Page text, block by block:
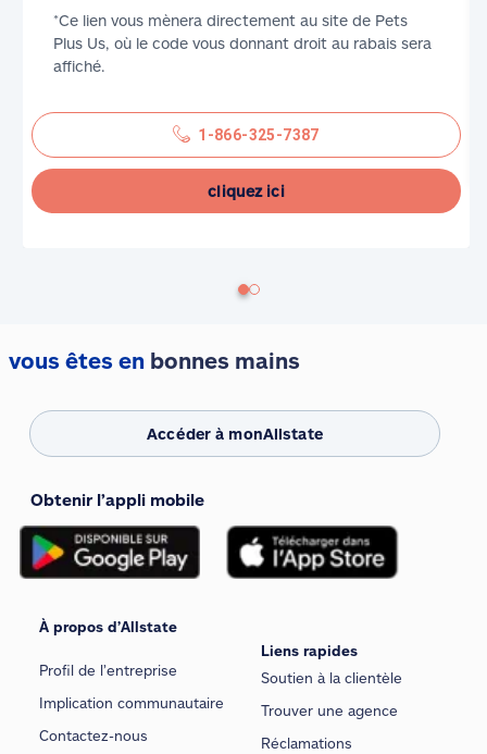
*Ce lien vous mènera directement au site de Pets
Plus Us, où le code vous donnant droit au rabais sera
affiché.
1-866-325-7387
cliquez ici
vous êtes en bonnes mains
Accéder à monAllstate
Obtenir l’appli mobile
À propos d’Allstate
Profil de l’entreprise
Implication communautaire
Contactez-nous
Liens rapides
Soutien à la clientèle
Trouver une agence
Réclamations